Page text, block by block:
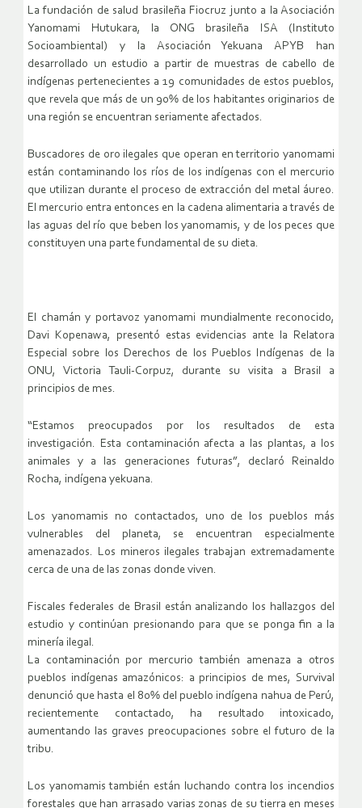
La fundación de salud brasileña Fiocruz junto a la Asociación
Yanomami Hutukara, la ONG brasileña ISA (Instituto
Socioambiental) y la Asociación Yekuana APYB han
desarrollado un estudio a partir de muestras de cabello de
indígenas pertenecientes a 19 comunidades de estos pueblos,
que revela que más de un 90% de los habitantes originarios de
una región se encuentran seriamente afectados.
Buscadores de oro ilegales que operan en territorio yanomami
están contaminando los ríos de los indígenas con el mercurio
que utilizan durante el proceso de extracción del metal áureo.
El mercurio entra entonces en la cadena alimentaria a través de
las aguas del río que beben los yanomamis, y de los peces que
constituyen una parte fundamental de su dieta.
El chamán y portavoz yanomami mundialmente reconocido,
Davi Kopenawa, presentó estas evidencias ante la Relatora
Especial sobre los Derechos de los Pueblos Indígenas de la
ONU, Victoria Tauli-Corpuz, durante su visita a Brasil a
principios de mes.
“Estamos preocupados por los resultados de esta
investigación. Esta contaminación afecta a las plantas, a los
animales y a las generaciones futuras”, declaró Reinaldo
Rocha, indígena yekuana.
Los yanomamis no contactados, uno de los pueblos más
vulnerables del planeta, se encuentran especialmente
amenazados. Los mineros ilegales trabajan extremadamente
cerca de una de las zonas donde viven.
Fiscales federales de Brasil están analizando los hallazgos del
estudio y continúan presionando para que se ponga fin a la
minería ilegal.
La contaminación por mercurio también amenaza a otros
pueblos indígenas amazónicos: a principios de mes, Survival
denunció que hasta el 80% del pueblo indígena nahua de Perú,
recientemente contactado, ha resultado intoxicado,
aumentando las graves preocupaciones sobre el futuro de la
tribu.
Los yanomamis también están luchando contra los incendios
forestales que han arrasado varias zonas de su tierra en meses